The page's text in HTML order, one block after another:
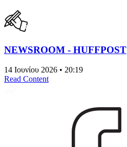
NEWSROOM - HUFFPOST
14 Ιουνίου 2026 • 20:19
Read Content